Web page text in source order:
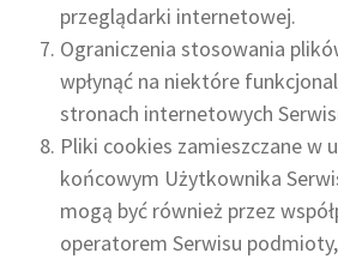
przeglądarki internetowej.
Ograniczenia stosowania
wpłynąć na niektóre
stronach internetowych
Pliki cookies zamieszczane w
końcowym Użytkownika
mogą być również przez
operatorem Serwisu